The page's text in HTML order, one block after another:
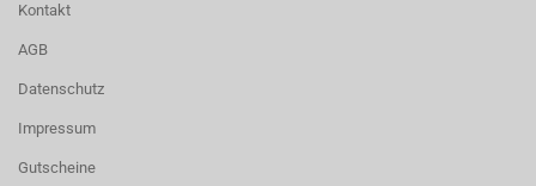
Kontakt
AGB
Datenschutz
Impressum
Gutscheine